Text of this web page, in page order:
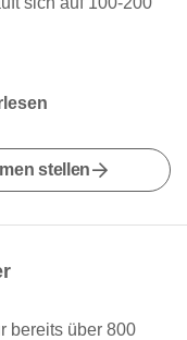
stellen
bereits über 800